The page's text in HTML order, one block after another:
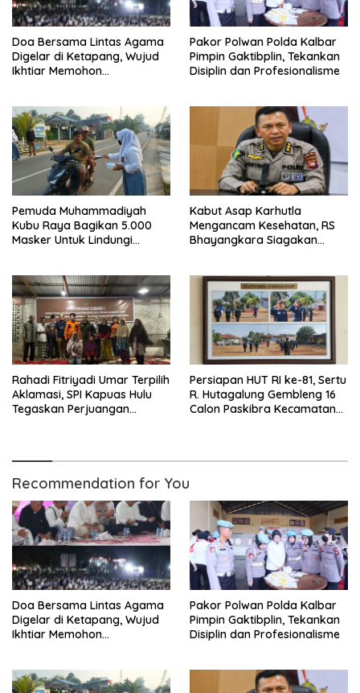
Doa Bersama Lintas Agama
Digelar di Ketapang, Wujud
Ikhtiar Memohon
Pakor Polwan Polda Kalbar
Pimpin Gaktibplin, Tekankan
Disiplin dan Profesionalisme
Pemuda Muhammadiyah
Kubu Raya Bagikan 5.000
Masker Untuk Lindungi
Kabut Asap Karhutla
Mengancam Kesehatan, RS
Bhayangkara Siagakan
Rahadi Fitriyadi Umar Terpilih
Aklamasi, SPI Kapuas Hulu
Tegaskan Perjuangan
Persiapan HUT RI ke-81, Sertu
R. Hutagalung Gembleng 16
Calon Paskibra Kecamatan
Recommendation for You
Doa Bersama Lintas Agama
Digelar di Ketapang, Wujud
Ikhtiar Memohon
Pakor Polwan Polda Kalbar
Pimpin Gaktibplin, Tekankan
Disiplin dan Profesionalisme